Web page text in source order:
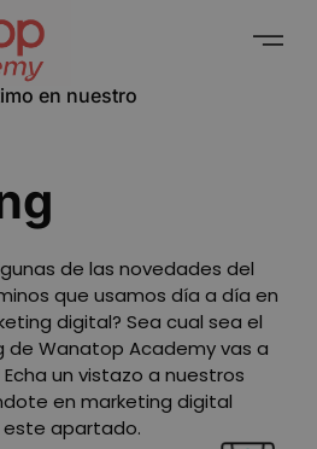
en nuestro
de las novedades del
que usamos día a día en
digital? Sea cual sea el
de Wanatop Academy vas a
un vistazo a nuestros
en marketing digital
apartado.